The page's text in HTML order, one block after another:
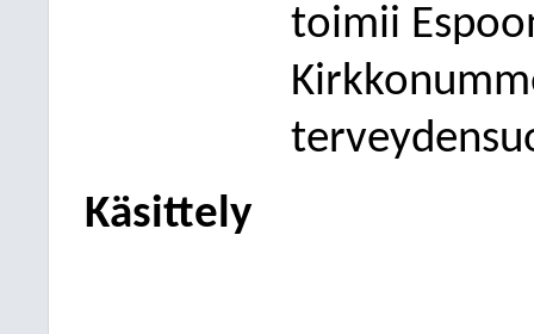
toimii
Käsittely